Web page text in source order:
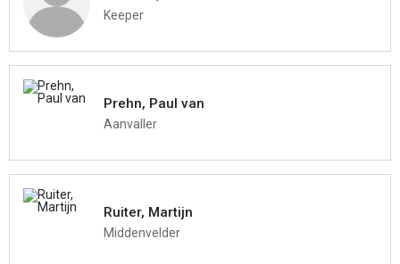
Keeper
Prehn, Paul van
Aanvaller
Ruiter, Martijn
Middenvelder